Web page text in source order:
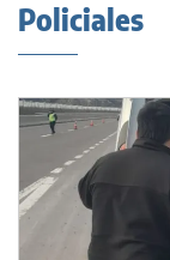
Policiales